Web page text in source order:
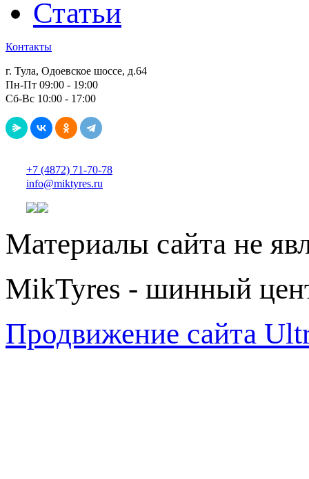
Статьи
Контакты
г. Тула, Одоевское шоссе, д.64
Пн-Пт 09:00 - 19:00
Сб-Вс 10:00 - 17:00
+7 (4872) 71-70-78
info@miktyres.ru
Материалы сайта не
MikTyres - шинный
Продвижение сайта